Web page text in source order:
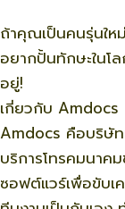
ถ้าคุณเป็นคนรุ่นให
อยากปั้นทักษะในโ
อยู่!
เกี่ยวกับ Amdocs
Amdocs คือบริษัท
บริการโทรคมนาคม
ซอฟต์แวร์เพื่อขับ